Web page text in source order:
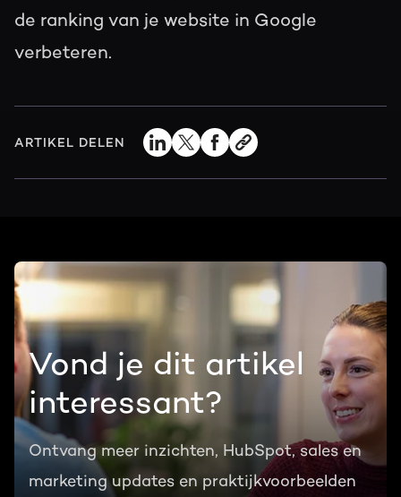
de ranking van je website in Google
verbeteren.
ARTIKEL DELEN
Vond je dit artikel
interessant?
Ontvang meer inzichten, HubSpot, sales en
marketing updates en praktijkvoorbeelden